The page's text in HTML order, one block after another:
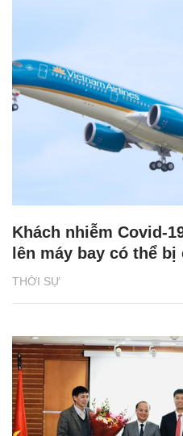
THỜI SỰ
Khách nhiễm Covid-
lên máy bay có thể